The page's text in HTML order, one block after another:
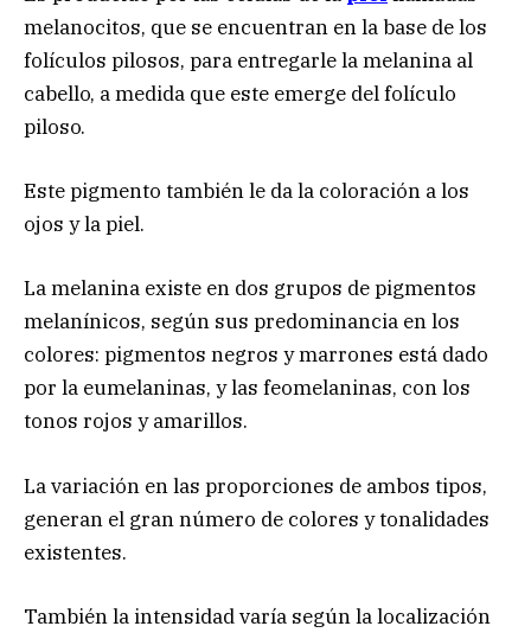
melanocitos, que se encuentran en la base de los
folículos pilosos, para entregarle la melanina al
cabello, a medida que este emerge del folículo
piloso.
Este pigmento también le da la coloración a los
ojos y la piel.
La melanina existe en dos grupos de pigmentos
melanínicos, según sus predominancia en los
colores: pigmentos negros y marrones está dado
por la eumelaninas, y las feomelaninas, con los
tonos rojos y amarillos.
La variación en las proporciones de ambos tipos,
generan el gran número de colores y tonalidades
existentes.
También la intensidad varía según la localización